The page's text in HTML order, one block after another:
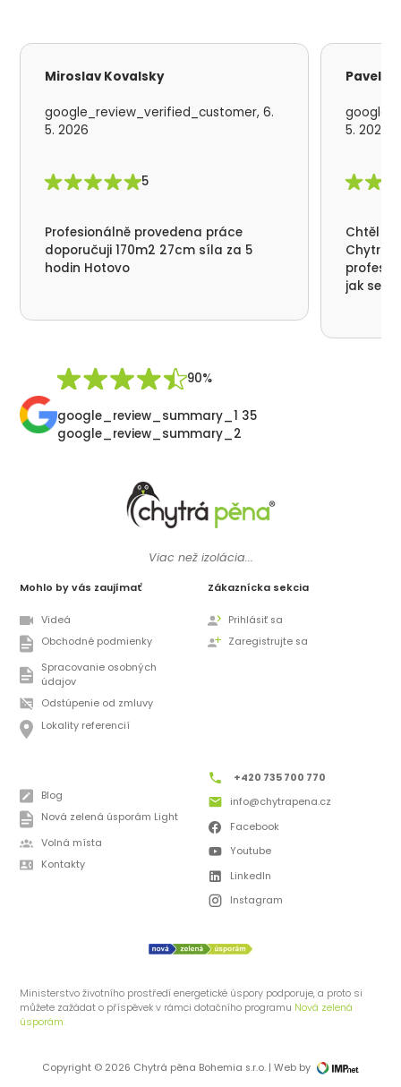
Miroslav Kovalsky
google_review_verified_customer, 6.
5. 2026
5
Profesionálně provedena práce
doporučuji 170m2 27cm síla za 5
hodin Hotovo
Pavel
5. 2026
Chtěl
Chytrá
jak se
90%
google_review_summary_1 35
google_review_summary_2
Viac než izolácia...
Mohlo by vás zaujímať
Videá
Obchodné podmienky
Spracovanie osobných
údajov
Odstúpenie od zmluvy
Lokality referencií
Zákaznícka sekcia
Prihlásiť sa
Zaregistrujte sa
Blog
Nová zelená úsporám Light
Volná místa
Kontakty
+420 735 700 770
info@chytrapena.cz
Facebook
Youtube
LinkedIn
Instagram
Ministerstvo životního prostředí energetické úspory podporuje, a proto si
můžete zažádat o příspěvek v rámci dotačního programu Nová zelená
úsporám.
Copyright © 2026 Chytrá pěna Bohemia s.r.o. | Web by